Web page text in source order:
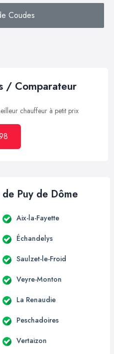
Coudes
/ Comparateur
chauffeur à petit prix
Puy de Dôme
Aix-la-Fayette
Échandelys
Saulzet-le-Froid
Veyre-Monton
La Renaudie
Peschadoires
Vertaizon